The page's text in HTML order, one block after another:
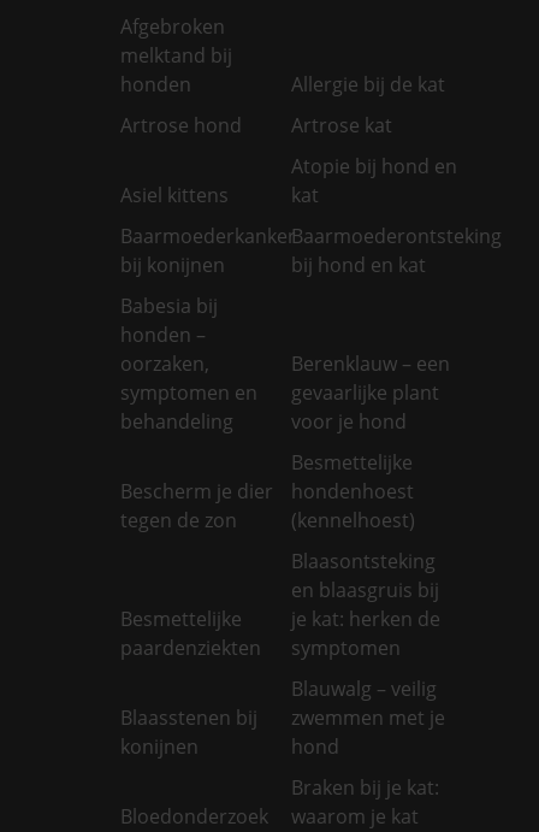
Afgebroken
melktand bij
honden
Allergie bij de kat
Artrose hond
Artrose kat
Asiel kittens
Atopie bij hond en
kat
Baarmoederkanker
bij konijnen
Baarmoederontsteking
bij hond en kat
Babesia bij
honden –
oorzaken,
symptomen en
behandeling
Berenklauw – een
gevaarlijke plant
voor je hond
Bescherm je dier
tegen de zon
Besmettelijke
hondenhoest
(kennelhoest)
Besmettelijke
paardenziekten
Blaasontsteking
en blaasgruis bij
je kat: herken de
symptomen
Blaasstenen bij
konijnen
Blauwalg – veilig
zwemmen met je
hond
Bloedonderzoek
Braken bij je kat:
waarom je kat